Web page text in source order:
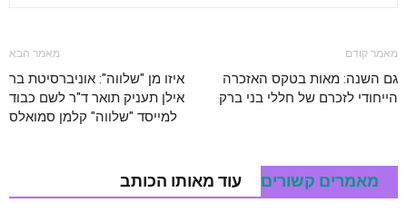
מאמר קודם
גם השנה: מאות בטקס האזכרה
הייחודי לזכרם של חללי בני ברק
מאמר הבא
איזו מן "שלווה": אוניברסיטת בר
אילן תעניק תואר ד"ר לשם כבוד
למייסד "שלווה" קלמן סמואלס
מאמרים קשורים עוד מאותו הכותב